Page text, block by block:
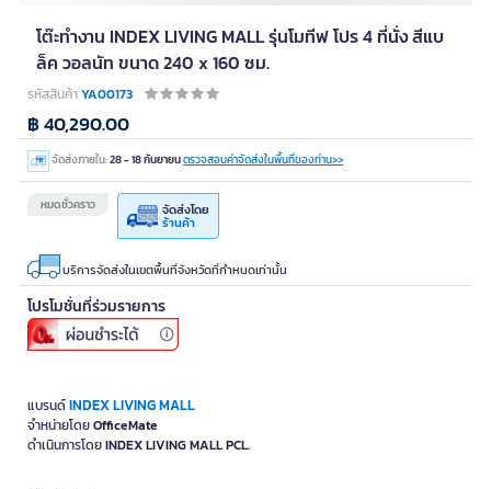
โต๊ะทำงาน INDEX LIVING MALL รุ่นโมทีฟ โปร 4 ที่นั่ง สีแบ
ล็ค วอลนัท ขนาด 240 x 160 ซม.
รหัสสินค้าYA00173
แบรนด์INDEX LIVING MALL
จำหน่ายโดยOfficeMate
ดำเนินการโดยINDEX LIVING MALL PCL.
จัดส่งภายใน:28 - 18 กันยายนตรวจสอบค่าจัดส่งในพื้นที่ของท่าน>>
หมดชั่วคราว จัดส่งโดย
ร้านค้า
บริการจัดส่งในเขตพื้นที่จังหวัดที่กำหนดเท่านั้น
฿ 40,290.00
โปรโมชั่นที่ร่วมรายการ